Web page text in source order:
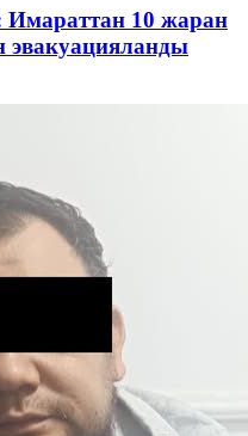
10 жаран
эвакуацияланды